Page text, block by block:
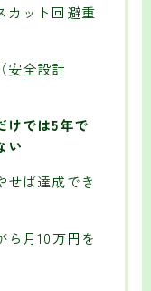
カット回避重
安全設計
けでは5年で
い
せば達成でき
ら月10万円を